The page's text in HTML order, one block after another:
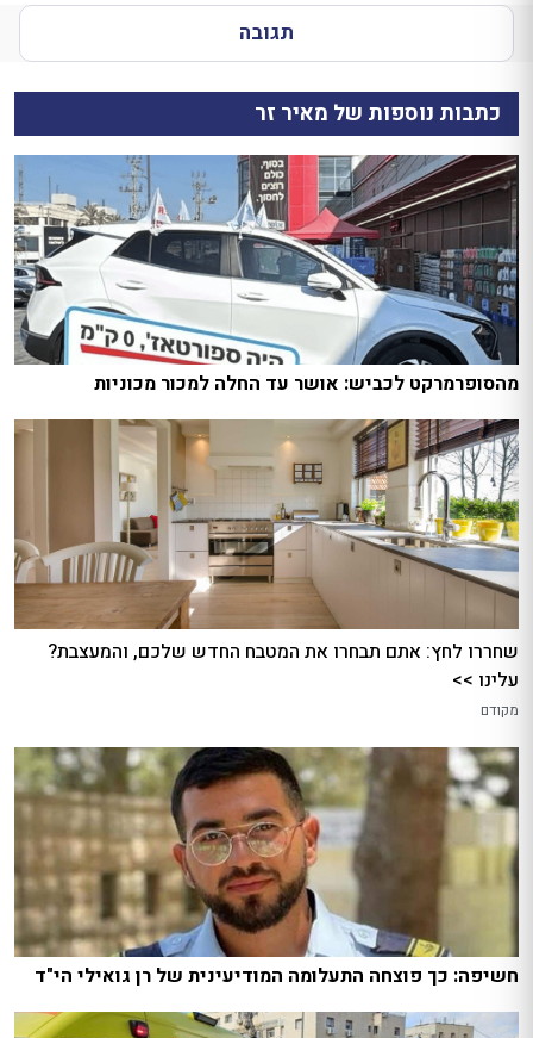
תגובה
כתבות נוספות של מאיר זר
מהסופרמרקט לכביש: אושר עד החלה למכור מכוניות
שחררו לחץ: אתם תבחרו את המטבח החדש שלכם, והמעצבת?
עלינו >>
מקודם
חשיפה: כך פוצחה התעלומה המודיעינית של רן גואילי הי"ד